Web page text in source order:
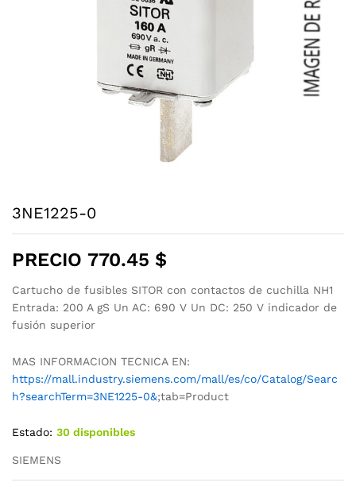
3NE1225-0
PRECIO 770.45 $
Cartucho de fusibles SITOR con contactos de cuchilla NH1
Entrada: 200 A gS Un AC: 690 V Un DC: 250 V indicador de
fusión superior
MAS INFORMACION TECNICA EN:
https://mall.industry.siemens.com/mall/es/co/Catalog/Searc
h?searchTerm=3NE1225-0&;tab=Product
Estado: 30 disponibles
SIEMENS